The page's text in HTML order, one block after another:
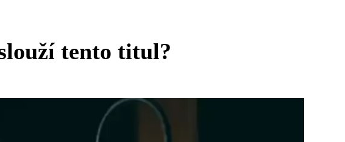
tento titul?